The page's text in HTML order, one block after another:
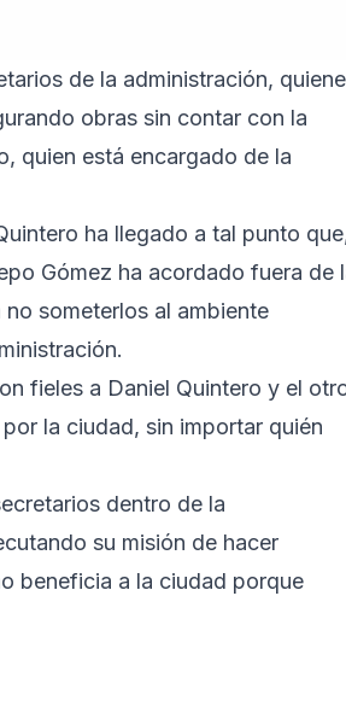
de la administración,
obras sin contar con la
quien está encargado de la
ha llegado a tal punto
Gómez ha acordado fuera de
someterlos al ambiente
fieles a Daniel Quintero y el
la ciudad, sin importar quién
dentro de la
su misión de hacer
beneficia a la ciudad porque